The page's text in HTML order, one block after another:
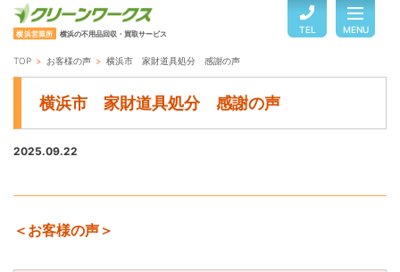
横浜営業所 横浜の不用品回収・買取サービス TEL MENU
TOP
ご利用の流れ
TOP お客様の声 横浜市 家財道具処分 感謝の声
横浜市 家財道具処分 感謝の声
2025.09.22
＜お客様の声＞